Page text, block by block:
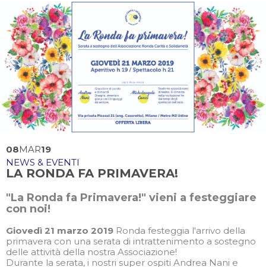
08MAR19
NEWS & EVENTI
LA RONDA FA PRIMAVERA!
"La Ronda fa Primavera!" vieni a festeggiare
con noi!
Giovedì 21 marzo 2019 Ronda festeggia l'arrivo della
primavera con una serata di intrattenimento a sostegno
delle attività della nostra Associazione!
Durante la serata, i nostri super ospiti Andrea Nani e